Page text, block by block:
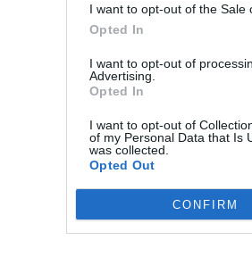
I want to opt-out of the Sale
Opted In
I want to opt-out of
Advertising.
Opted In
I want to opt-out of
of my Personal Data that Is
was collected.
Opted Out
CONFIRM
ξημερωμένοι
(2010-11) Επ.43
(2010-